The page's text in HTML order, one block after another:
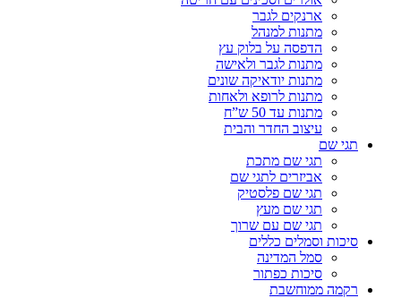
ארנקים לגבר
מתנות למנהל
הדפסה על בלוק עץ
מתנות לגבר ולאישה
מתנות יודאיקה שונים
מתנות לרופא ולאחות
מתנות עד 50 ש”ח
עיצוב החדר והבית
תגי שם
תגי שם מתכת
אביזרים לתגי שם
תגי שם פלסטיק
תגי שם מעץ
תגי שם עם שרוך
סיכות וסמלים כללים
סמל המדינה
סיכות כפתור
רקמה ממוחשבת